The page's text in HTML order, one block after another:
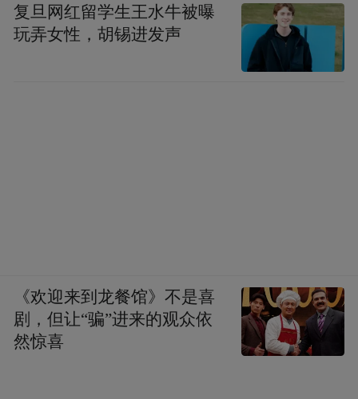
复旦网红留学生王水牛被曝
玩弄女性，胡锡进发声
《欢迎来到龙餐馆》不是喜
剧，但让“骗”进来的观众依
然惊喜